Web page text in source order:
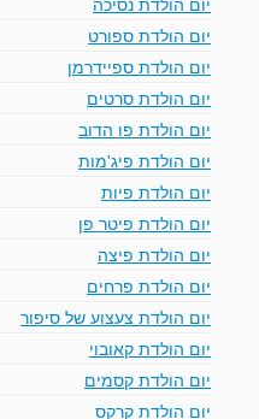
יום הולדת ספורט
יום הולדת ספיידרמן
יום הולדת סרטים
יום הולדת פו הדוב
יום הולדת פיג'מות
יום הולדת פיות
יום הולדת פיטר פן
יום הולדת פיצה
יום הולדת פרחים
יום הולדת צעצוע של סיפור
יום הולדת קאובוי
יום הולדת קסמים
יום הולדת קרקס